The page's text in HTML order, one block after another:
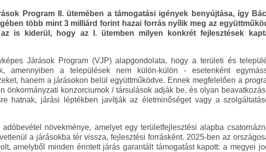
Program II. ütemében a támogatási igények benyújtása, így
több mint 3 milliárd forint hazai forrás nyílik meg az
is kiderül, hogy az I. ütemben milyen konkrét fejlesztések
Járások Program (VJP) alapgondolata, hogy a területi és
amennyiben a települések nem külön-külön - esetenként
hanem a járásokon belül együttműködve. Ennek megfelelően a
önkormányzati konzorciumok / társulások adják be, és olyan
hatnak, járási léptékben javítják az életminőséget vagy a
növekménye, amelyet egy területfejlesztési alapba
a járásokba tér vissza, fejlesztési forrásként. 2025-ben az
amelyből minden érintett járás garantált támogatást kapott: a megyei